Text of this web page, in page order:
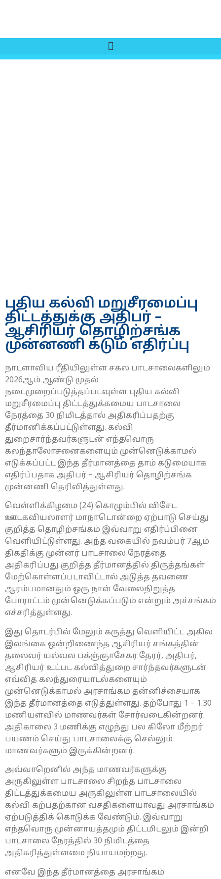
புதிய கல்வி மறுசீரமைப்பு
திட்டத்துக்கு அதிபர் –
ஆசிரியர் தொழிற்சங்க
முன்னணி கடும் எதிர்ப்பு
நாடளாவிய ரீதியிலுள்ள சகல பாடசாலைகளிலும்
2026ஆம் ஆண்டு முதல்
நடைமுறைப்படுத்தப்படவுள்ள புதிய கல்வி
மறுசீரமைப்பு திட்டத்துக்கமைய பாடசாலை
நேரத்தை 30 நிமிடத்தால் அதிகரிப்பதற்கு
தீர்மானிக்கப்பட்டுள்ளது. கல்வி
துறைசார்ந்தவர்களுடன் எந்தவொரு
கலந்தாலோசனைகளையும் முன்னெடுக்காமல்
எடுக்கப்பட்ட இந்த தீர்மானத்தை தாம் கடுமையாக
எதிர்ப்பதாக அதிபர் – ஆசிரியர் தொழிற்சங்க
முன்னணி தெரிவித்துள்ளது.
வெள்ளிக்கிழமை (24) கொழும்பில் விசேட
ஊடகவியலாளர் மாநாடொன்றை ஏற்பாடு செய்து
குறித்த தொழிற்சங்கம் இவ்வாறு எதிர்ப்பினை
வெளியிட்டுள்ளது. அந்த வகையில் நவம்பர் 7ஆம்
திகதிக்கு முன்னர் பாடசாலை நேரத்தை
அதிகரிப்பது குறித்த தீர்மானத்தில் திருத்தங்கள்
மேற்கொள்ளப்படாவிட்டால் அடுத்த தவணை
ஆரம்பமானதும் ஒரு நாள் வேலைநிறுத்த
போராட்டம் முன்னெடுக்கப்படும் என்றும் அச்சங்கம்
எச்சரித்துள்ளது.
இது தொடர்பில் மேலும் கருத்து வெளியிட்ட அகில
இலங்கை ஒன்றிணைந்த ஆசிரியர் சங்கத்தின்
தலைவர் யல்வல பக்ஞ்ஞாசேகர தேரர், அதிபர்,
ஆசிரியர் உட்பட கல்வித்துறை சார்ந்தவர்களுடன்
எவ்வித கலந்துரையாடல்களையும்
முன்னெடுக்காமல் அரசாங்கம் தன்னிச்சையாக
இந்த தீர்மானத்தை எடுத்துள்ளது. தற்போது 1 – 1.30
மணியளவில் மாணவர்கள் சோர்வடைகின்றனர்.
அதிகாலை 3 மணிக்கு எழுந்து பல கிலோ மீற்றர்
பயணம் செய்து பாடசாலைக்கு செல்லும்
மாணவர்களும் இருக்கின்றனர்.
அவ்வாறெனில் அந்த மாணவர்களுக்கு
அருகிலுள்ள பாடசாலை சிறந்த பாடசாலை
திட்டத்துக்கமைய அருகிலுள்ள பாடசாலையில்
கல்வி கற்பதற்கான வசதிகளையாவது அரசாங்கம்
ஏற்படுத்திக் கொடுக்க வேண்டும். இவ்வாறு
எந்தவொரு முன்னாயத்தமும் திட்டமிடலும் இன்றி
பாடசாலை நேரத்தில் 30 நிமிடத்தை
அதிகரித்துள்ளமை நியாயமற்றது.
எனவே இந்த தீர்மானத்தை அரசாங்கம்